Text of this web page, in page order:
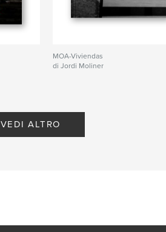
MOA-Viviendas
di Jordi Moliner
VEDI ALTRO